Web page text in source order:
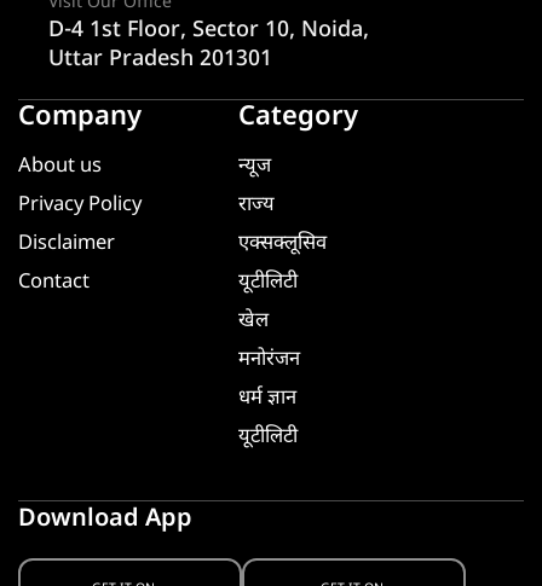
D-4 1st Floor, Sector 10, Noida,
Uttar Pradesh 201301
Company
About us
Privacy Policy
Disclaimer
Contact
Category
न्यूज
राज्य
एक्सक्लूसिव
यूटीलिटी
खेल
मनोरंजन
धर्म ज्ञान
यूटीलिटी
Download App